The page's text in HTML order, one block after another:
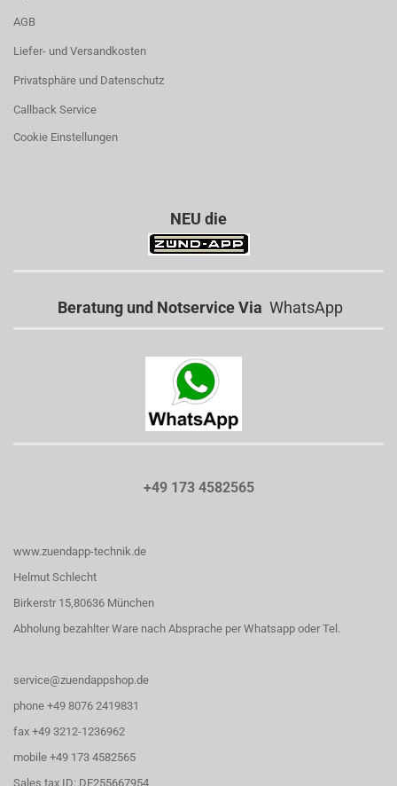
AGB
Liefer- und Versandkosten
Privatsphäre und Datenschutz
Callback Service
Cookie Einstellungen
NEU die
Beratung und Notservice Via WhatsApp
+49 173 4582565
www.zuendapp-technik.de
Helmut Schlecht
Birkerstr 15,80636 München
Abholung bezahlter Ware nach Absprache per Whatsapp oder Tel.
service@zuendappshop.de
phone +49 8076 2419831
fax +49 3212-1236962
mobile +49 173 4582565
Sales tax ID: DE255667954